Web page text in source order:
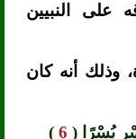
على النبيين
وذلك أنه كان
يُسْرًا (6
)